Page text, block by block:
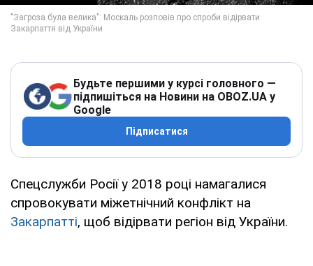
Будьте першими у курсі головного —
підпишіться на Новини на OBOZ.UA у
Google
Підписатися
Спецслужби Росії у 2018 році намагалися
спровокувати міжетнічний конфлікт на
Закарпатті, щоб відірвати регіон від України.